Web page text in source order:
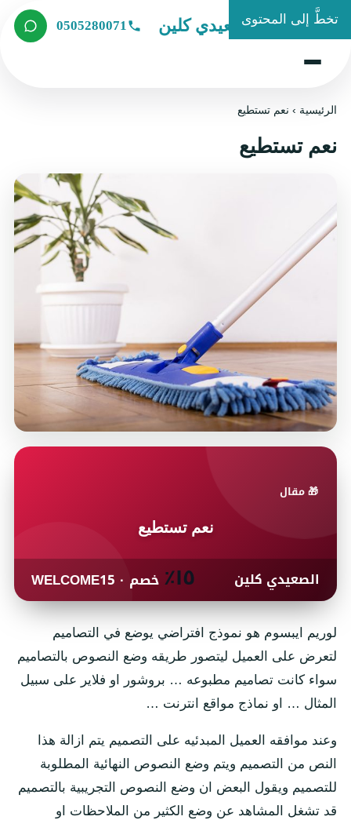
تخطَّ إلى المحتوى
شركة الصعيدي كلين 0505280071
الرئيسية ›نعم تستطيع
نعم تستطيع
🎁 مقال
نعم تستطيع
الصعيدي كلين ١٥٪ خصم · WELCOME15
لوريم ايبسوم هو نموذج افتراضي يوضع في التصاميم
لتعرض على العميل ليتصور طريقه وضع النصوص بالتصاميم
سواء كانت تصاميم مطبوعه … بروشور او فلاير على سبيل
المثال … او نماذج مواقع انترنت …
وعند موافقه العميل المبدئيه على التصميم يتم ازالة هذا
النص من التصميم ويتم وضع النصوص النهائية المطلوبة
للتصميم ويقول البعض ان وضع النصوص التجريبية بالتصميم
قد تشغل المشاهد عن وضع الكثير من الملاحظات او